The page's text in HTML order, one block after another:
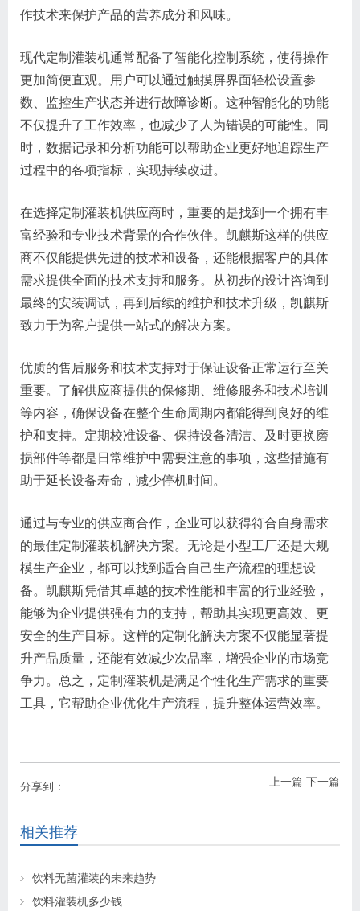
作技术来保护产品的营养成分和风味。
现代定制灌装机通常配备了智能化控制系统，使得操作
更加简便直观。用户可以通过触摸屏界面轻松设置参
数、监控生产状态并进行故障诊断。这种智能化的功能
不仅提升了工作效率，也减少了人为错误的可能性。同
时，数据记录和分析功能可以帮助企业更好地追踪生产
过程中的各项指标，实现持续改进。
在选择定制灌装机供应商时，重要的是找到一个拥有丰
富经验和专业技术背景的合作伙伴。凯麒斯这样的供应
商不仅能提供先进的技术和设备，还能根据客户的具体
需求提供全面的技术支持和服务。从初步的设计咨询到
最终的安装调试，再到后续的维护和技术升级，凯麒斯
致力于为客户提供一站式的解决方案。
优质的售后服务和技术支持对于保证设备正常运行至关
重要。了解供应商提供的保修期、维修服务和技术培训
等内容，确保设备在整个生命周期内都能得到良好的维
护和支持。定期校准设备、保持设备清洁、及时更换磨
损部件等都是日常维护中需要注意的事项，这些措施有
助于延长设备寿命，减少停机时间。
通过与专业的供应商合作，企业可以获得符合自身需求
的最佳定制灌装机解决方案。无论是小型工厂还是大规
模生产企业，都可以找到适合自己生产流程的理想设
备。凯麒斯凭借其卓越的技术性能和丰富的行业经验，
能够为企业提供强有力的支持，帮助其实现更高效、更
安全的生产目标。这样的定制化解决方案不仅能显著提
升产品质量，还能有效减少次品率，增强企业的市场竞
争力。总之，定制灌装机是满足个性化生产需求的重要
工具，它帮助企业优化生产流程，提升整体运营效率。
上一篇 下一篇
分享到：
相关推荐
饮料无菌灌装的未来趋势
饮料灌装机多少钱